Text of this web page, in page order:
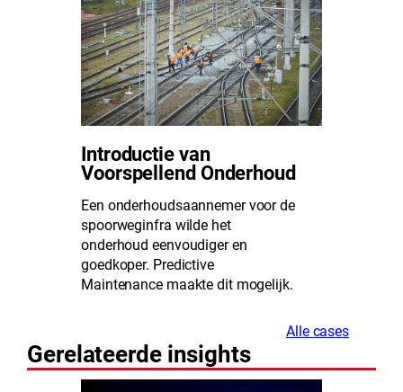
Introductie van
Voorspellend Onderhoud
Een onderhoudsaannemer voor de
spoorweginfra wilde het
onderhoud eenvoudiger en
goedkoper. Predictive
Maintenance maakte dit mogelijk.
Alle cases
Gerelateerde insights